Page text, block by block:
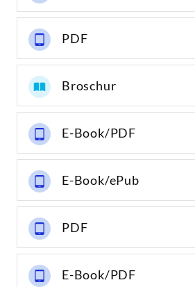
PDF
Broschur
E-Book/PDF
E-Book/ePub
PDF
E-Book/PDF